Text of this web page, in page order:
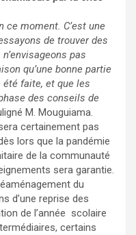
ce moment. C’est une
de trouver des
pas
qu’une bonne partie
faite, et que les
des conseils de
M. Mouguiama.
certainement pas
lors que la pandémie
de la communauté
sera garantie.
du
d’une reprise des
de l’année scolaire
certains